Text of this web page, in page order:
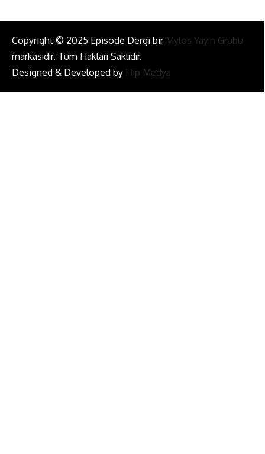
Copyright © 2025 Episode Dergi bir Mylos Yayın Grubu
markasıdır. Tüm Hakları Saklıdır.
Designed & Developed by Hip Medya